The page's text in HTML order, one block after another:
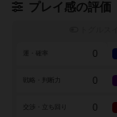
プレイ感の評価
0
戦略・判断力 0
0